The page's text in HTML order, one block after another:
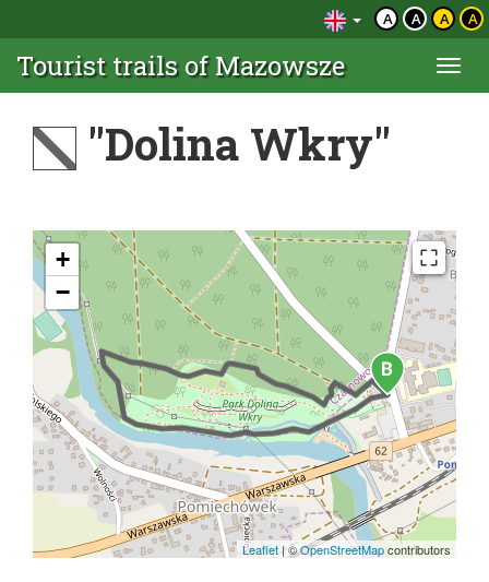
A A A A
Tourist trails of Mazowsze
"Dolina Wkry"
+
−
Leaflet|©OpenStreetMapcontributors